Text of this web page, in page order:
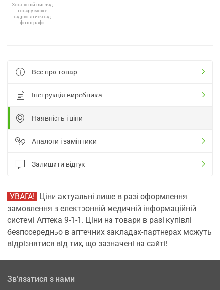
Зовнішній вигляд
товару може
відрізнятися від
фотографії
Все про товар
Інструкція виробника
Наявність і ціни
Аналоги і замінники
Залишити відгук
УВАГА! Ціни актуальні лише в разі оформлення
замовлення в електронній медичній інформаційній
системі Аптека 9-1-1. Ціни на товари в разі купівлі
безпосередньо в аптечних закладах-партнерах можуть
відрізнятися від тих, що зазначені на сайті!
Зв’язатися з нами